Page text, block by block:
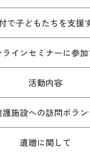
で子どもたちを支援
ラインセミナーに参加
活動内容
護施設への訪問ボラ
遺贈に関して